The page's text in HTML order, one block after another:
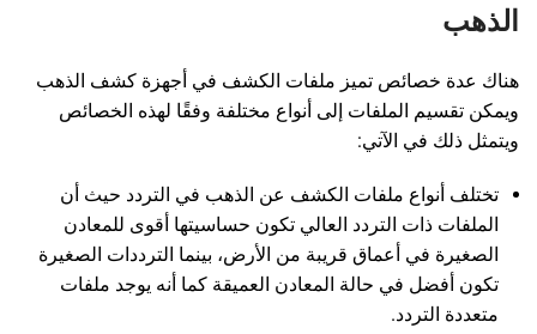
الذهب
هناك عدة خصائص تميز ملفات الكشف في أجهزة كشف الذهب
ويمكن تقسيم الملفات إلى أنواع مختلفة وفقًا لهذه الخصائص
ويتمثل ذلك في الآتي:
تختلف أنواع ملفات الكشف عن الذهب في التردد حيث أن
الملفات ذات التردد العالي تكون حساسيتها أقوى للمعادن
الصغيرة في أعماق قريبة من الأرض، بينما الترددات الصغيرة
تكون أفضل في حالة المعادن العميقة كما أنه يوجد ملفات
متعددة التردد.